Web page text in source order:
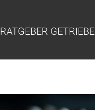
RATGEBER GETRIEBE